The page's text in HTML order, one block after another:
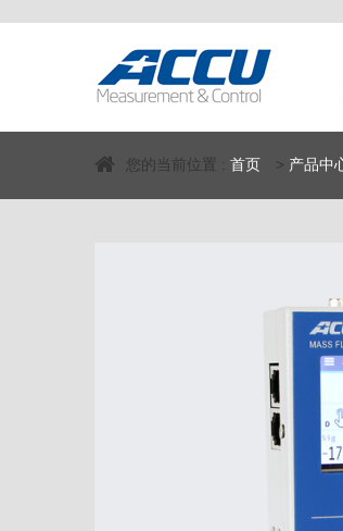
您的当前位置 : 首页 > 产品中